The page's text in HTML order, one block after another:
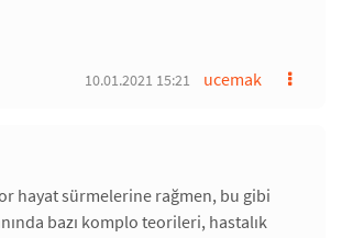
ucemak
10.01.2021 15:21
hayat sürmelerine rağmen, bu gibi
bazı komplo teorileri, hastalık